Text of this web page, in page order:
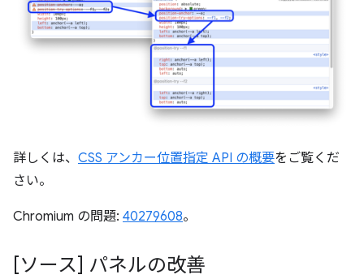
詳しくは、 CSS アンカー位置指定 API の概要をご覧くだ
さい。
Chromium の問題: 40279608。
[ソース] パネルの改善